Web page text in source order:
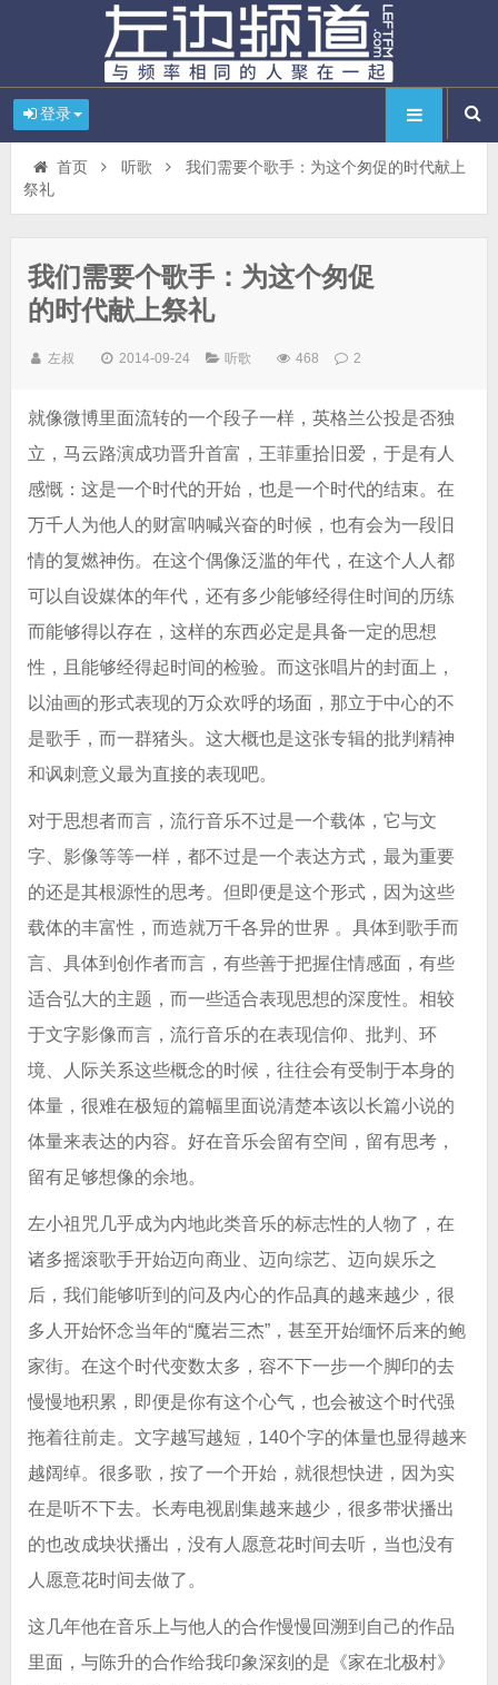
登录
首页 听歌
我们需要个歌手：为这个匆促的时代献上
祭礼
我们需要个歌手：为这个匆促
的时代献上祭礼
左叔 2014-09-24 听歌 468 2
就像微博里面流转的一个段子一样，英格兰公投是否独
立，马云路演成功晋升首富，王菲重拾旧爱，于是有人
感慨：这是一个时代的开始，也是一个时代的结束。在
万千人为他人的财富呐喊兴奋的时候，也有会为一段旧
情的复燃神伤。在这个偶像泛滥的年代，在这个人人都
可以自设媒体的年代，还有多少能够经得住时间的历练
而能够得以存在，这样的东西必定是具备一定的思想
性，且能够经得起时间的检验。而这张唱片的封面上，
以油画的形式表现的万众欢呼的场面，那立于中心的不
是歌手，而一群猪头。这大概也是这张专辑的批判精神
和讽刺意义最为直接的表现吧。
对于思想者而言，流行音乐不过是一个载体，它与文
字、影像等等一样，都不过是一个表达方式，最为重要
的还是其根源性的思考。但即便是这个形式，因为这些
载体的丰富性，而造就万千各异的世界 。具体到歌手而
言、具体到创作者而言，有些善于把握住情感面，有些
适合弘大的主题，而一些适合表现思想的深度性。相较
于文字影像而言，流行音乐的在表现信仰、批判、环
境、人际关系这些概念的时候，往往会有受制于本身的
体量，很难在极短的篇幅里面说清楚本该以长篇小说的
体量来表达的内容。好在音乐会留有空间，留有思考，
留有足够想像的余地。
左小祖咒几乎成为内地此类音乐的标志性的人物了，在
诸多摇滚歌手开始迈向商业、迈向综艺、迈向娱乐之
后，我们能够听到的问及内心的作品真的越来越少，很
多人开始怀念当年的“魔岩三杰”，甚至开始缅怀后来的鲍
家街。在这个时代变数太多，容不下一步一个脚印的去
慢慢地积累，即便是你有这个心气，也会被这个时代强
拖着往前走。文字越写越短，140个字的体量也显得越来
越阔绰。很多歌，按了一个开始，就很想快进，因为实
在是听不下去。长寿电视剧集越来越少，很多带状播出
的也改成块状播出，没有人愿意花时间去听，当也没有
人愿意花时间去做了。
这几年他在音乐上与他人的合作慢慢回溯到自己的作品
里面，与陈升的合作给我印象深刻的是《家在北极村》